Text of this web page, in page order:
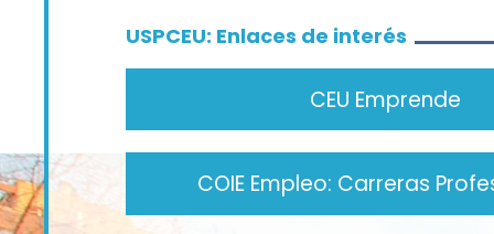
USPCEU: Enlaces de interés
CEU Emprende
COIE Empleo: Carreras